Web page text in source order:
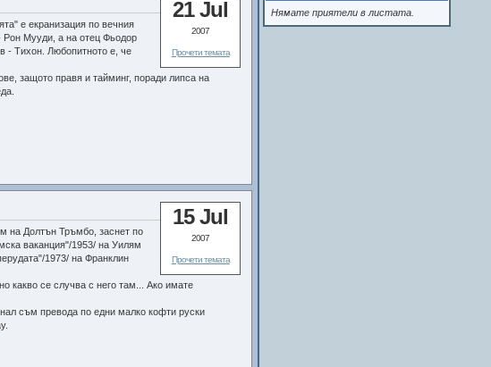
21 Jul
2007
Прочети темата
е екранизация по вечния
Мууди, а на отец Фьодор
- Тихон. Любопитното е, че
защото правя и тайминг, поради липса на
15 Jul
2007
Прочети темата
на Долтън Тръмбо, заснет по
ваканция"/1953/ на Уилям
1973/ на Франклин
какво се случва с него там... Ако имате
съм превода по едни малко кофти руски
Нямате приятели в листата.